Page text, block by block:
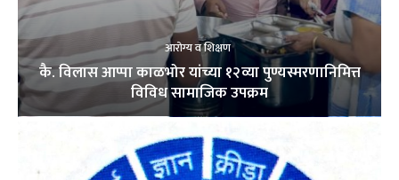
आरोग्य व शिक्षण
कै. विलास आप्पा काळभोर यांच्या १२व्या पुण्यस्मरणानिमित्त
विविध सामाजिक उपक्रम